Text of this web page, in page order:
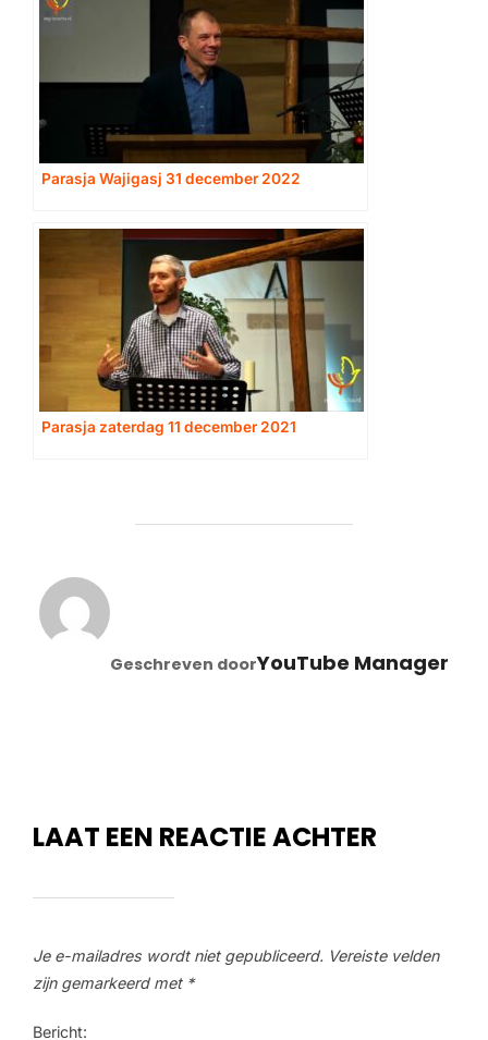
Parasja Wajigasj 31 december 2022
Parasja zaterdag 11 december 2021
Geschreven doorYouTube Manager
LAAT EEN REACTIE ACHTER
Je e-mailadres wordt niet gepubliceerd. Vereiste velden
zijn gemarkeerd met *
Bericht: